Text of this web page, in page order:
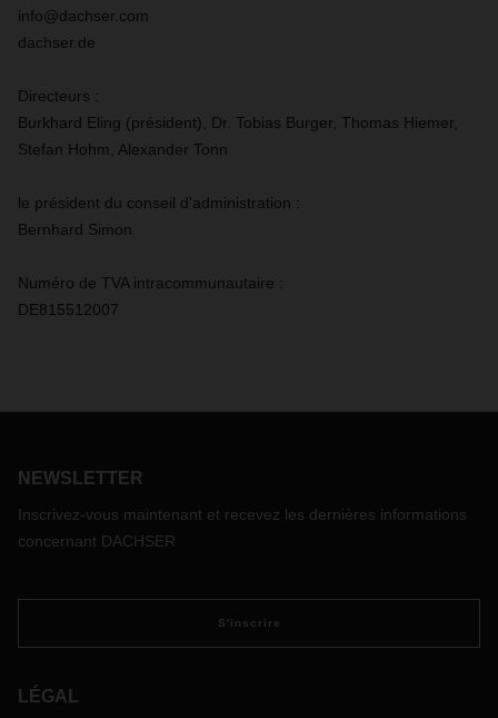
info@dachser.com
dachser.de
Directeurs :
Burkhard Eling (président), Dr. Tobias Burger, Thomas Hiemer,
Stefan Hohm, Alexander Tonn
le président du conseil d'administration :
Bernhard Simon
Numéro de TVA intracommunautaire :
DE815512007
NEWSLETTER
Inscrivez-vous maintenant et recevez les dernières informations
concernant DACHSER
S'inscrire
LÉGAL